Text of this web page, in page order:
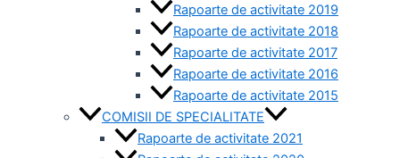
Rapoarte de activitate 2019
Rapoarte de activitate 2018
Rapoarte de activitate 2017
Rapoarte de activitate 2016
Rapoarte de activitate 2015
COMISII DE SPECIALITATE
Rapoarte de activitate 2021